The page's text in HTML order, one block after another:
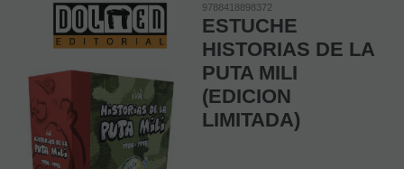
9788418898372
ESTUCHE
HISTORIAS DE LA
PUTA MILI
(EDICION
LIMITADA)